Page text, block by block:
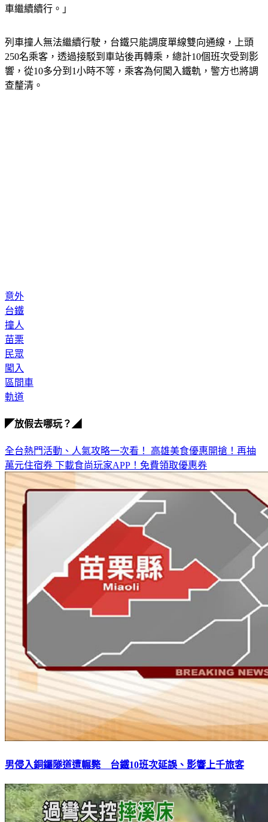
車繼續續行。」
列車撞人無法繼續行駛，台鐵只能調度單線雙向通線，上頭
250名乘客，透過接駁到車站後再轉乘，總計10個班次受到影
響，從10多分到1小時不等，乘客為何闖入鐵軌，警方也將調
查釐清。
意外
台鐵
撞人
苗栗
民眾
闖入
區間車
軌道
◤放假去哪玩？◢
全台熱門活動、人氣攻略一次看！ 高雄美食優惠開搶！再抽
萬元住宿券 下載食尚玩家APP！免費領取優惠券
男侵入銅鑼隧道遭輾斃 台鐵10班次延誤、影響上千旅客